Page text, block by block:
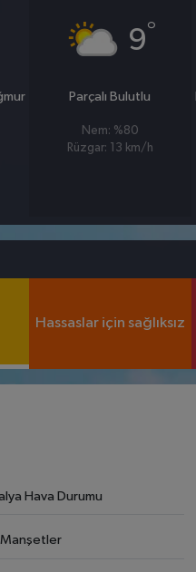
9°
Parçalı Bulutlu
Nem: %80
Rüzgar: 13 km/h
Hassaslar için sağlıksız
Hava Durumu
Manşetler